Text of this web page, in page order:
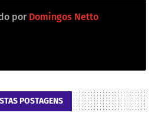
por Domingos Netto
POSTAGENS